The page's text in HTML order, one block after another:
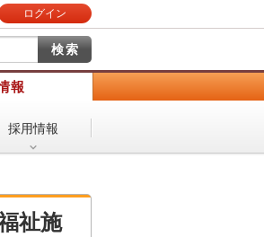
ログイン
報
採用情報
祉施